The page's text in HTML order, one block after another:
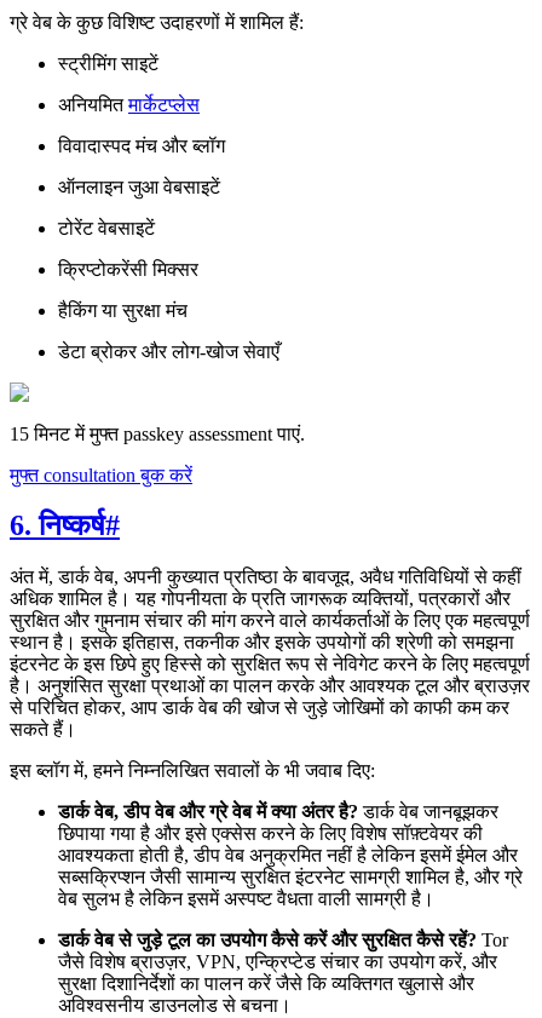
ग्रे वेब के कुछ विशिष्ट उदाहरणों में शामिल हैं:
स्ट्रीमिंग साइटें
अनियमितमार्केटप्लेस
विवादास्पद मंच और ब्लॉग
ऑनलाइन जुआ वेबसाइटें
टोरेंट वेबसाइटें
क्रिप्टोकरेंसी मिक्सर
हैकिंग या सुरक्षा मंच
डेटा ब्रोकर और लोग-खोज सेवाएँ
15 मिनट में मुफ्त passkey assessment पाएं.
मुफ्त consultation बुक करें
6. निष्कर्ष#
अंत में, डार्क वेब, अपनी कुख्यात प्रतिष्ठा के बावजूद, अवैध गतिविधियों से कहीं
अधिक शामिल है। यह गोपनीयता के प्रति जागरूक व्यक्तियों, पत्रकारों और
सुरक्षित और गुमनाम संचार की मांग करने वाले कार्यकर्ताओं के लिए एक महत्वपूर्ण
स्थान है। इसके इतिहास, तकनीक और इसके उपयोगों की श्रेणी को समझना
इंटरनेट के इस छिपे हुए हिस्से को सुरक्षित रूप से नेविगेट करने के लिए महत्वपूर्ण
है। अनुशंसित सुरक्षा प्रथाओं का पालन करके और आवश्यक टूल और ब्राउज़र
से परिचित होकर, आप डार्क वेब की खोज से जुड़े जोखिमों को काफी कम कर
सकते हैं।
इस ब्लॉग में, हमने निम्नलिखित सवालों के भी जवाब दिए:
डार्क वेब, डीप वेब और ग्रे वेब में क्या अंतर है? डार्क वेब जानबूझकर
छिपाया गया है और इसे एक्सेस करने के लिए विशेष सॉफ़्टवेयर की
आवश्यकता होती है, डीप वेब अनुक्रमित नहीं है लेकिन इसमें ईमेल और
सब्सक्रिप्शन जैसी सामान्य सुरक्षित इंटरनेट सामग्री शामिल है, और ग्रे
वेब सुलभ है लेकिन इसमें अस्पष्ट वैधता वाली सामग्री है।
डार्क वेब से जुड़े टूल का उपयोग कैसे करें और सुरक्षित कैसे रहें? Tor
जैसे विशेष ब्राउज़र, VPN, एन्क्रिप्टेड संचार का उपयोग करें, और
सुरक्षा दिशानिर्देशों का पालन करें जैसे कि व्यक्तिगत खुलासे और
अविश्वसनीय डाउनलोड से बचना।